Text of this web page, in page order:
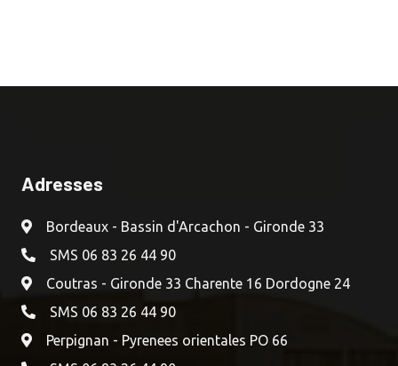
Adresses
Bordeaux - Bassin d'Arcachon - Gironde 33
SMS 06 83 26 44 90
Coutras - Gironde 33 Charente 16 Dordogne 24
SMS 06 83 26 44 90
Perpignan - Pyrenees orientales PO 66